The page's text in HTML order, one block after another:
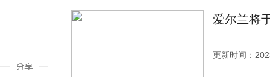
爱尔兰将
更新时间：